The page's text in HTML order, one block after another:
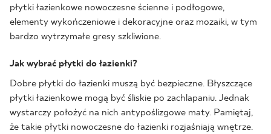
płytki łazienkowe nowoczesne ścienne i podłogowe,
elementy wykończeniowe i dekoracyjne oraz mozaiki, w tym
bardzo wytrzymałe gresy szkliwione.
Jak wybrać płytki do łazienki?
Dobre płytki do łazienki muszą być bezpieczne. Błyszczące
płytki łazienkowe mogą być śliskie po zachlapaniu. Jednak
wystarczy położyć na nich antypoślizgowe maty. Pamiętaj,
że takie płytki nowoczesne do łazienki rozjaśniają wnętrze.